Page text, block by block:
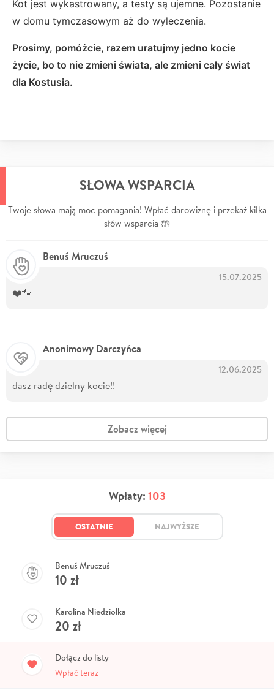
Kot jest wykastrowany, a testy są ujemne. Pozostanie
w domu tymczasowym aż do wyleczenia.
Prosimy, pomóżcie, razem uratujmy jedno kocie
życie, bo to nie zmieni świata, ale zmieni cały świat
dla Kostusia.
SŁOWA WSPARCIA
Twoje słowa mają moc pomagania! Wpłać darowiznę i przekaż kilka
słów wsparcia 🤲
Benuś Mruczuś
15.07.2025
❤️🐾
Anonimowy Darczyńca
12.06.2025
dasz radę dzielny kocie!!
Zobacz więcej
Wpłaty: 103
OSTATNIE NAJWYŻSZE
Benuś Mruczuś
10 zł
Karolina Niedziolka
20 zł
Dołącz do listy
Wpłać teraz